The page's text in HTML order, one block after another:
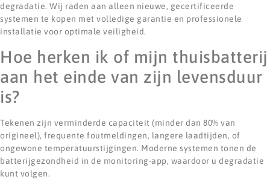
degradatie. Wij raden aan alleen nieuwe, gecertificeerde
systemen te kopen met volledige garantie en professionele
installatie voor optimale veiligheid.
Hoe herken ik of mijn thuisbatterij
aan het einde van zijn levensduur
is?
Tekenen zijn verminderde capaciteit (minder dan 80% van
origineel), frequente foutmeldingen, langere laadtijden, of
ongewone temperatuurstijgingen. Moderne systemen tonen de
batterijgezondheid in de monitoring-app, waardoor u degradatie
kunt volgen.